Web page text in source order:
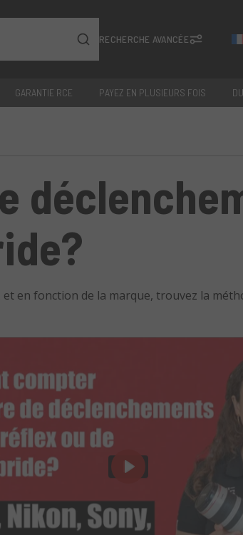
RECHERCHE AVANCÉE
GARANTIE RCE PAYEZ EN PLUSIEURS FOIS
en fonction de la marque, trouvez la
Play